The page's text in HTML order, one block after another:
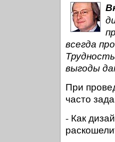
всегда
выгоды
При
часто
- Как